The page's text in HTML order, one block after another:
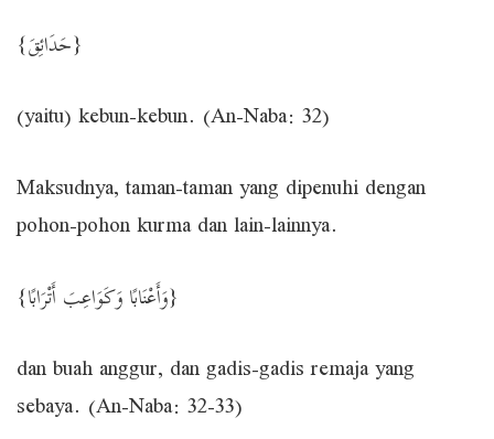
{حَدَائِقَ}
(yaitu) kebun-kebun. (An-Naba: 32)
Maksudnya, taman-taman yang dipenuhi dengan
pohon-pohon kurma dan lain-lainnya.
{وَأَعْنَابًا وَكَوَاعِبَ أَتْرَابًا}
dan buah anggur, dan gadis-gadis remaja yang
sebaya. (An-Naba: 32-33)